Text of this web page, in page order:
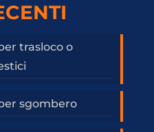
trasloco o
sgombero